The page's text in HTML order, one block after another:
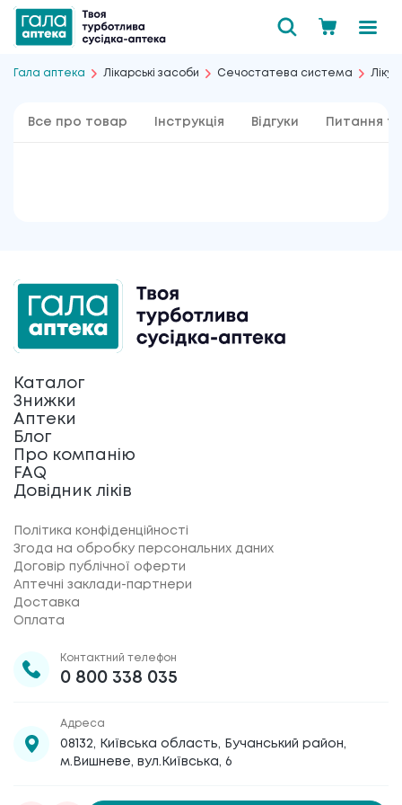
Гала аптека Лікарські засоби Сечостатева система
Все про товар Інструкція Відгуки Питання та
Каталог
Знижки
Аптеки
Блог
Про компанію
FAQ
Довідник ліків
Політика конфіденційності
Згода на обробку персональних даних
Договір публічної оферти
Аптечні заклади-партнери
Доставка
Оплата
Контактний телефон
0 800 338 035
Адреса
08132, Київська область, Бучанський район,
м.Вишневе, вул.Київська, 6